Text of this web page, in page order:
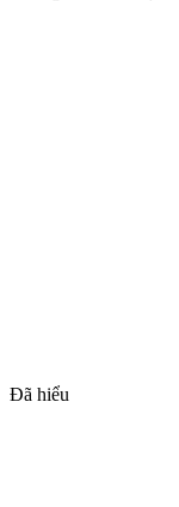
Đã hiểu